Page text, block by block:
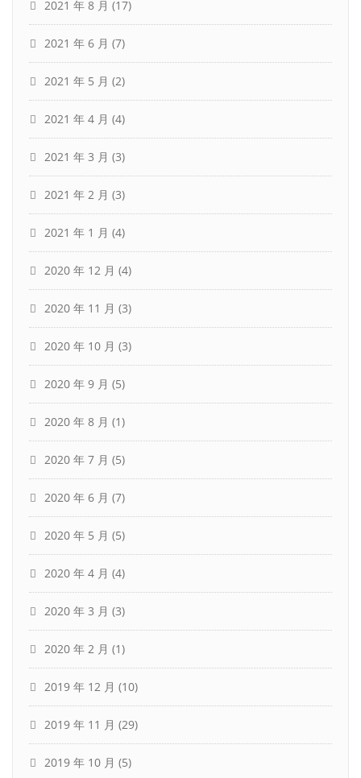
2021 年 8 月 (17)
2021 年 6 月 (7)
2021 年 5 月 (2)
2021 年 4 月 (4)
2021 年 3 月 (3)
2021 年 2 月 (3)
2021 年 1 月 (4)
2020 年 12 月 (4)
2020 年 11 月 (3)
2020 年 10 月 (3)
2020 年 9 月 (5)
2020 年 8 月 (1)
2020 年 7 月 (5)
2020 年 6 月 (7)
2020 年 5 月 (5)
2020 年 4 月 (4)
2020 年 3 月 (3)
2020 年 2 月 (1)
2019 年 12 月 (10)
2019 年 11 月 (29)
2019 年 10 月 (5)